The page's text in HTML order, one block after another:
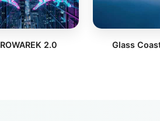
2.0 Glass